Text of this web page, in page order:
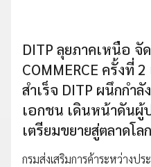
DITP ลุยภาคเหนือ จัด
COMMERCE ครั้งที่
สำเร็จ DITP ผนึกกำ
เอกชน เดินหน้าดันผู้
เตรียมขยายสู่ตลาดโลก
กรมส่งเสริมการค้าระหว่างป